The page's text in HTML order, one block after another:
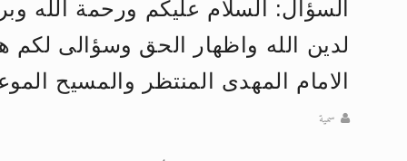
تعميم هامّ لأفراد الجماعة >>
إعلان هامّ بخصوص الرسائل
السؤال: السلام عليكم ورحمة الله
لدين الله واظهار الحق وسؤالى
الامام المهدى المنتظر والمسيح
سمية